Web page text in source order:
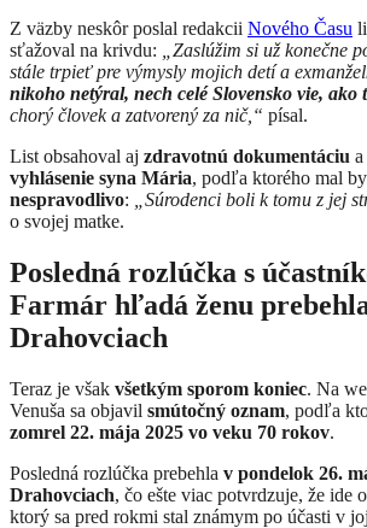
Z väzby neskôr poslal redakcii Nového Času
sťažoval na krivdu:
„Zaslúžim si už konečne
stále trpieť pre výmysly mojich detí a
nikoho netýral, nech celé Slovensko vie, ako
chorý človek a zatvorený za nič,“ písal.
List obsahoval aj zdravotnú dokumentáciu
vyhlásenie syna Mária, podľa ktorého mal
nespravodlivo: „Súrodenci boli k tomu z jej
o svojej matke.
Posledná rozlúčka s
Farmár hľadá ženu
Drahovciach
Teraz je však všetkým sporom koniec. Na
Venuša sa objavil smútočný oznam, podľa
zomrel 22. mája 2025 vo veku 70 rokov.
Posledná rozlúčka prebehla v pondelok 26.
Drahovciach, čo ešte viac potvrdzuje, že ide
ktorý sa pred rokmi stal známym po účasti v